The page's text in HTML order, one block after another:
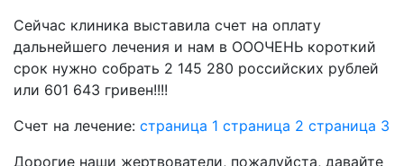
Сейчас клиника выставила счет на оплату
дальнейшего лечения и нам в ОООЧЕНЬ короткий
срок нужно собрать 2 145 280 российских рублей
или 601 643 гривен!!!!
Счет на лечение: страница 1 страница 2 страница 3
Дорогие наши жертвователи, пожалуйста, давайте